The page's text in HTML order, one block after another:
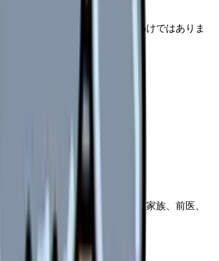
看護師の確認責任がなくなるわけではありま
らない
項目は共有されない
記録が食い違うことがある
ルールがある
代替手順が必要
」ではなく、重要情報は患者・家族、前医、
する姿勢が必要です。